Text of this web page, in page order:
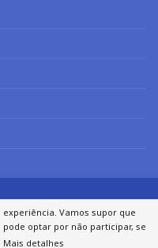
COM O JORNAL DCI
DE USO SITEMAP
Vamos supor que
optar por não participar, se
Mais detalhes